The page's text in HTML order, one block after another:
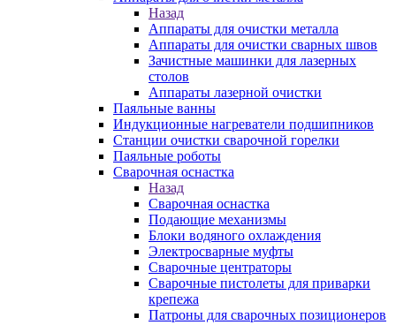
Назад
Аппараты для очистки металла
Аппараты для очистки сварных швов
Зачистные машинки для лазерных
столов
Аппараты лазерной очистки
Паяльные ванны
Индукционные нагреватели подшипников
Станции очистки сварочной горелки
Паяльные роботы
Сварочная оснастка
Назад
Сварочная оснастка
Подающие механизмы
Блоки водяного охлаждения
Электросварные муфты
Сварочные центраторы
Сварочные пистолеты для приварки
крепежа
Патроны для сварочных позиционеров